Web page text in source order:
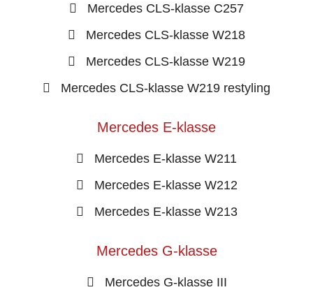
Mercedes CLS-klasse C257
Mercedes CLS-klasse W218
Mercedes CLS-klasse W219
Mercedes CLS-klasse W219 restyling
Mercedes E-klasse
Mercedes E-klasse W211
Mercedes E-klasse W212
Mercedes E-klasse W213
Mercedes G-klasse
Mercedes G-klasse III